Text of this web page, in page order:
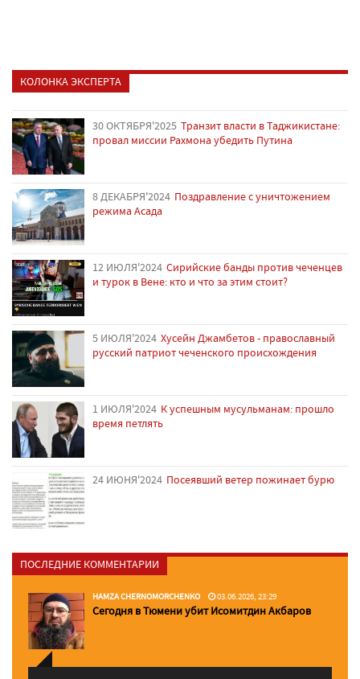
КОЛОНКА ЭКСПЕРТА
30 ОКТЯБРЯ'2025 Транзит власти в Таджикистане:
провал миссии Рахмона убедить Путина
8 ДЕКАБРЯ'2024 Поздравление с уничтожением
режима Асада
12 ИЮЛЯ'2024 Сирийские банды против чеченцев
и турок в Вене: кто и что за этим стоит?
5 ИЮЛЯ'2024 Хусейн Джамбетов - православный
русский патриот чеченского происхождения
1 ИЮЛЯ'2024 К успешным мусульманам: прошло
время петлять
24 ИЮНЯ'2024 Посеявший ветер пожинает бурю
ПОСЛЕДНИЕ КОММЕНТАРИИ
HAMZA CHERNOMORCHENKO 03.06.2026, 23:29
Сегодня в Тюмени убит Исомитдин Акбаров